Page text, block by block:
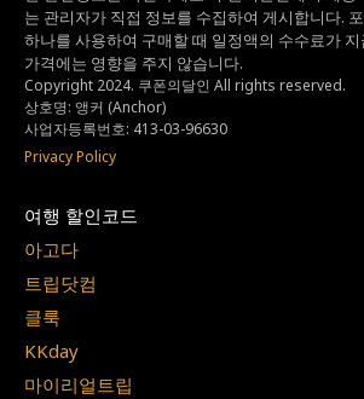
는 관리자가 직접 정보를 수집하여 게시합니다.
하나를 사용하여 구매할 때 일정액의 수수료가
가격에는 영향을 주지 않습니다.
Copyright 2024. 쿠폰의달인 All rights reserved.
상호명: 앵커 (Anchor)
사업자등록번호: 413-03-96630
Privacy Policy
여행 할인코드
아고다
트립닷컴
클룩
KKday
마이리얼트립